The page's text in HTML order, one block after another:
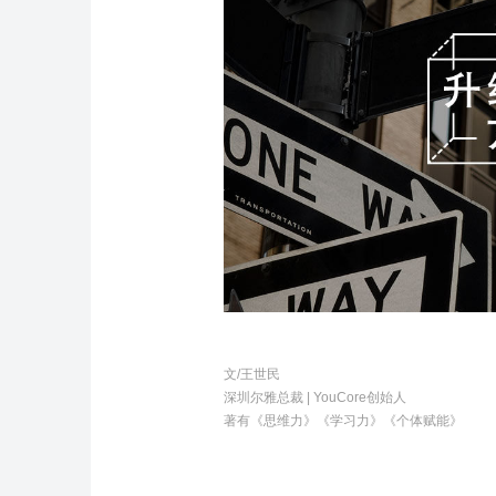
文/王世民
深圳尔雅总裁 | YouCore创始人
著有《思维力》《学习力》《个体赋能》